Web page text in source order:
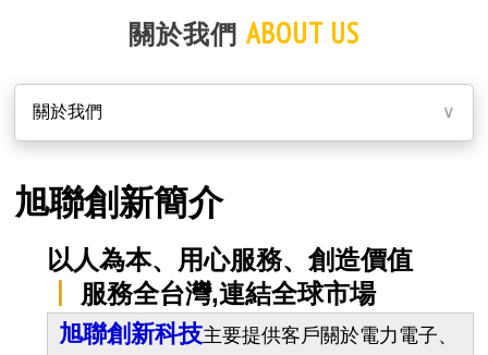
關於我們 ABOUT US
關於我們 ∨
旭聯創新簡介
以人為本、用心服務、創造價值
服務全台灣,連結全球市場
旭聯創新科技主要提供客戶關於電力電子、